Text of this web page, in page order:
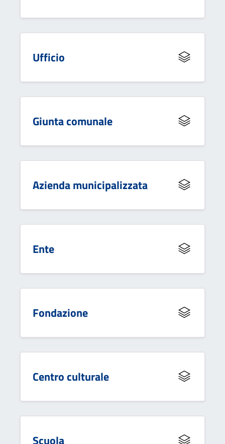
Ufficio
Giunta comunale
Azienda municipalizzata
Ente
Fondazione
Centro culturale
Scuola